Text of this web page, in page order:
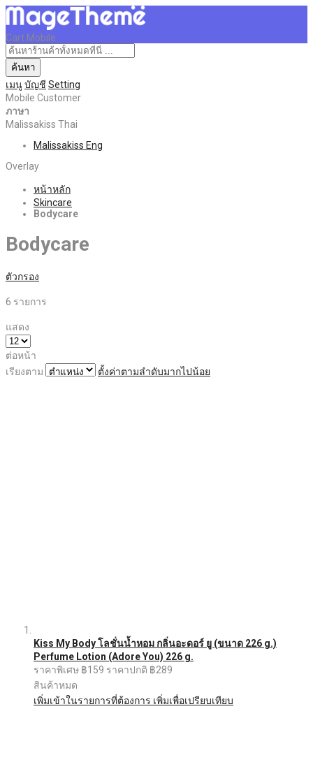
Cart Mobile
ค้นหา
เมนูบัญชี Setting
Mobile Customer
ภาษา
Malissakiss Thai
Malissakiss Eng
Overlay
หน้าหลัก
Skincare
Bodycare
Bodycare
ตัวกรอง
6 รายการ
แสดง
ต่อหน้า
เรียงตาม
ตั้งค่าตามลำดับมากไปน้อย
Kiss My Body โลชั่นน้ำหอม กลิ่นอะดอร์ ยู (ขนาด 226 g.)
Perfume Lotion (Adore You) 226 g.
ราคาพิเศษ ฿159 ราคาปกติ ฿289
สินค้าหมด
เพิ่มเข้าในรายการที่ต้องการ เพิ่มเพื่อเปรียบเทียบ